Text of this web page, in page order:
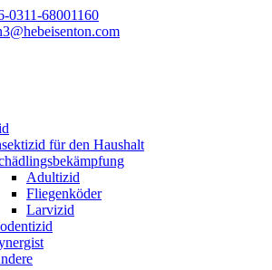
0311-68001160
für den Haushalt
Adultizid
Fliegenköder
Larvizid